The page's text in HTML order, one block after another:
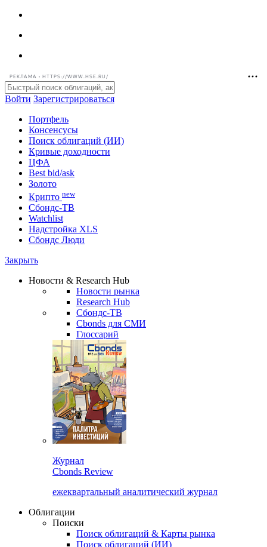
РЕКЛАМА • HTTPS://WWW.HSE.RU/
Войти Зарегистрироваться
Портфель
Консенсусы
Поиск облигаций (ИИ)
Кривые доходности
ЦФА
Best bid/ask
Золото
Крипто new
Watchlist
Сбондс Люди
Новости & Research Hub
Новости рынка
Research Hub
Сбондс-ТВ
Cbonds для СМИ
Глоссарий
Cbonds Review
ежеквартальный аналитический журнал